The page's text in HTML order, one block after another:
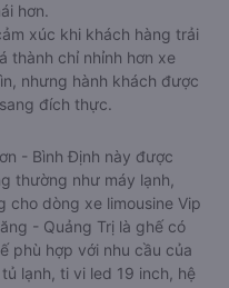
hơn.
xúc khi khách hàng trải
thành chỉ nhỉnh hơn xe
nhưng hành khách được
đích thực.
- Bình Định này được
thường như máy lạnh,
cho dòng xe limousine Vip
- Quảng Trị là ghế có
phù hợp với nhu cầu của
lạnh, ti vi led 19 inch, hệ